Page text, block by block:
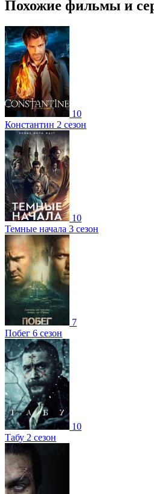
Похожие фильмы и
10
Константин 2 сезон
10
Темные начала 3 сезон
7
Побег 6 сезон
10
Табу 2 сезон